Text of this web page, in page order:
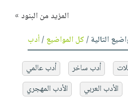
المزيد من البنود »
التالية /كل المواضيع/أدب
أدب ساخر
أدب عالمي
الأدب العربي
الأدب المهجري